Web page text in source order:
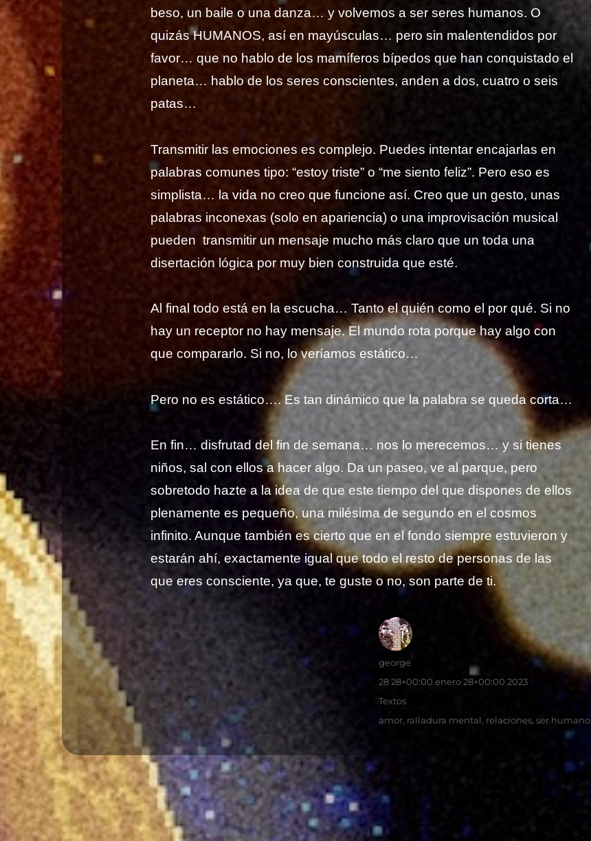
beso, un baile o una danza… y volvemos a ser seres humanos. O
quizás HUMANOS, así en mayúsculas… pero sin malentendidos por
favor… que no hablo de los mamíferos bípedos que han conquistado el
planeta… hablo de los seres conscientes, anden a dos, cuatro o seis
patas…
Transmitir las emociones es complejo. Puedes intentar encajarlas en
palabras comunes tipo: “estoy triste” o “me siento feliz”. Pero eso es
simplista… la vida no creo que funcione así. Creo que un gesto, unas
palabras inconexas (solo en apariencia) o una improvisación musical
pueden transmitir un mensaje mucho más claro que un toda una
disertación lógica por muy bien construida que esté.
Al final todo está en la escucha… Tanto el quién como el por qué. Si no
hay un receptor no hay mensaje. El mundo rota porque hay algo con
que compararlo. Si no, lo veríamos estático…
Pero no es estático…. Es tan dinámico que la palabra se queda corta…
En fin… disfrutad del fin de semana… nos lo merecemos… y si tienes
niños, sal con ellos a hacer algo. Da un paseo, ve al parque, pero
sobretodo hazte a la idea de que este tiempo del que dispones de ellos
plenamente es pequeño, una milésima de segundo en el cosmos
infinito. Aunque también es cierto que en el fondo siempre estuvieron y
estarán ahí, exactamente igual que todo el resto de personas de las
que eres consciente, ya que, te guste o no, son parte de ti.
Autor
george
Publicado
28 28+00:00 enero 28+00:00 2023
Categorías
Textos
Etiquetas
amor, ralladura mental, relaciones, ser humano